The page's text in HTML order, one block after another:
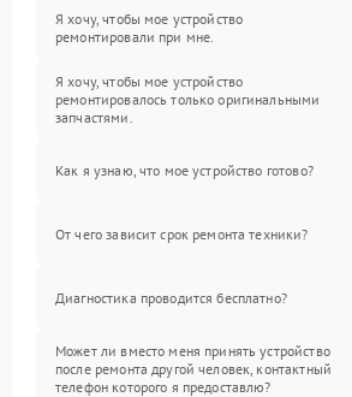
Я хочу, чтобы мое устройство
ремонтировали при мне.
Я хочу, чтобы мое устройство
ремонтировалось только оригинальными
запчастями.
Как я узнаю, что мое устройство готово?
От чего зависит срок ремонта техники?
Диагностика проводится бесплатно?
Может ли вместо меня принять устройство
после ремонта другой человек, контактный
телефон которого я предоставлю?